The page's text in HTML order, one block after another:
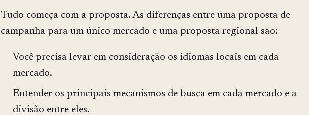
Tudo começa com a proposta. As diferenças entre uma proposta de
campanha para um único mercado e uma proposta regional são:
Você precisa levar em consideração os idiomas locais em cada
mercado.
Entender os principais mecanismos de busca em cada mercado e a
divisão entre eles.